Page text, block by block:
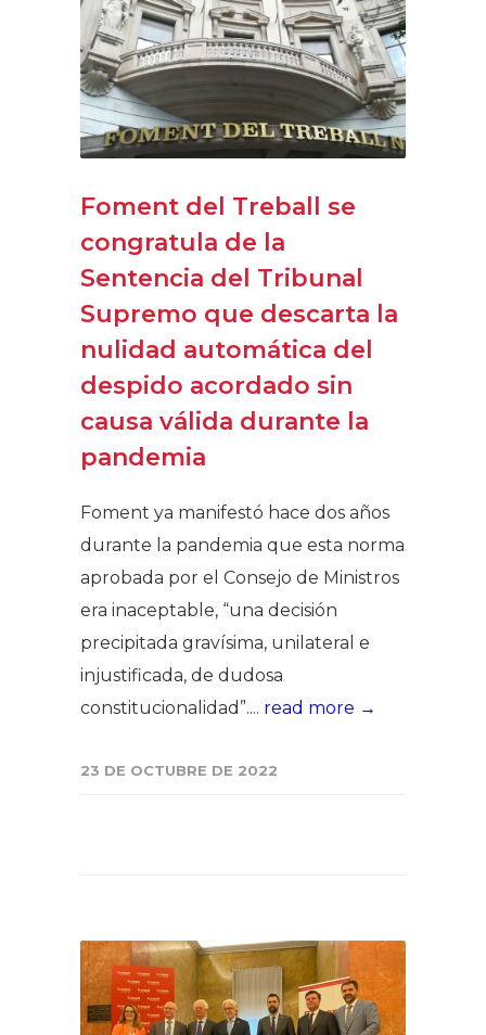
Foment del Treball se
congratula de la
Sentencia del Tribunal
Supremo que descarta la
nulidad automática del
despido acordado sin
causa válida durante la
pandemia
Foment ya manifestó hace dos años
durante la pandemia que esta norma
aprobada por el Consejo de Ministros
era inaceptable, “una decisión
precipitada gravísima, unilateral e
injustificada, de dudosa
constitucionalidad”.... read more →
23 DE OCTUBRE DE 2022